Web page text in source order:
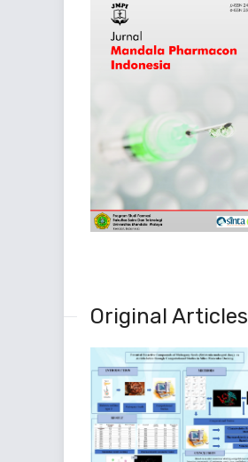
Original Articles